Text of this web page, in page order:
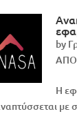
by
H
με